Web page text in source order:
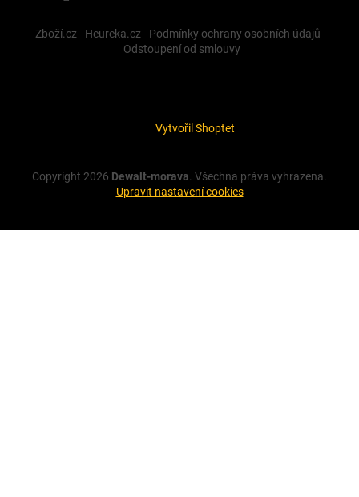
Zboží.cz Heureka.cz
Podmínky ochrany osobních údajů
Odstoupení od smlouvy
Vytvořil Shoptet
Copyright 2026 Dewalt-morava. Všechna práva vyhrazena.
Upravit nastavení cookies